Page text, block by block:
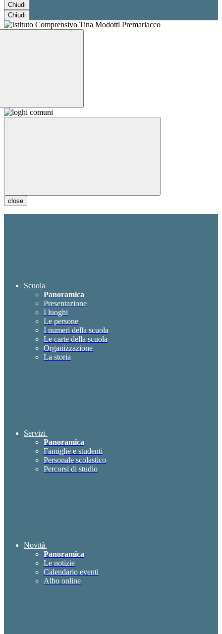
Chiudi
Chiudi
close
Scuola
Panoramica
Presentazione
I luoghi
Le persone
I numeri della scuola
Le carte della scuola
Organizzazione
La storia
Servizi
Panoramica
Famiglie e studenti
Personale scolastico
Percorsi di studio
Novità
Panoramica
Le notizie
Calendario eventi
Albo online